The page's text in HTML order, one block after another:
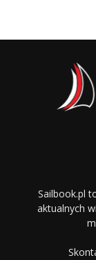
Sailbook.pl
aktualnych